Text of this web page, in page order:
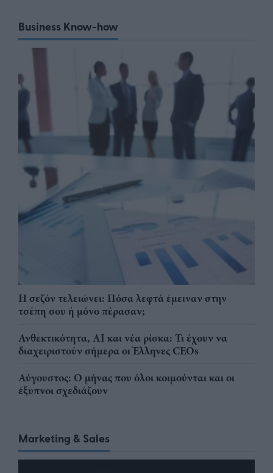
Business Know-how
Η σεζόν τελειώνει: Πόσα λεφτά έμειναν στην
τσέπη σου ή μόνο πέρασαν;
Ανθεκτικότητα, AI και νέα ρίσκα: Τι έχουν να
διαχειριστούν σήμερα οι Έλληνες CEOs
Αύγουστος: Ο μήνας που όλοι κοιμούνται και οι
έξυπνοι σχεδιάζουν
Marketing & Sales